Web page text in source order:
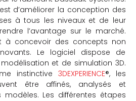
d’améliorer la conception des
à tous les niveaux et de leur
l’avantage sur le marché.
à concevoir des concepts non
Le logiciel dispose de
et de simulation 3D.
instinctive 3DEXPERIENCE®, les
être affinés, analysés et
modèles. Les différentes étapes